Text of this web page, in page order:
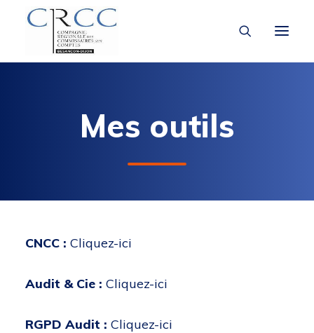
Mes outils
CNCC : Cliquez-ici
Audit & Cie : Cliquez-ici
RGPD Audit : Cliquez-ici